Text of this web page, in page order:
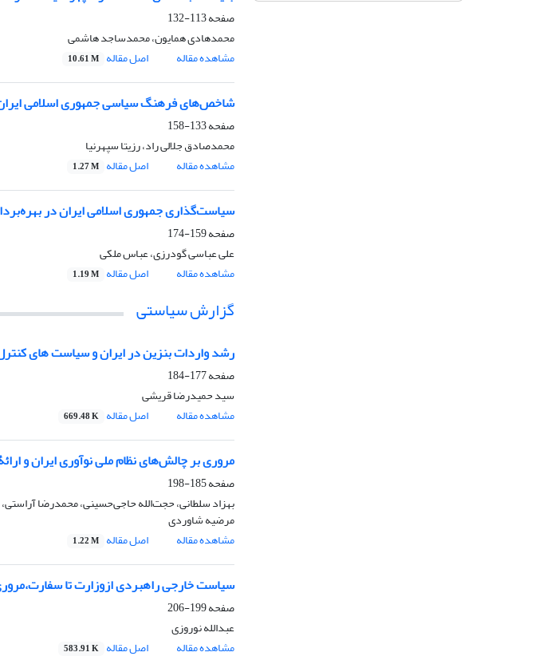
صفحه113-132
محمدهادی همایون، محمدساجد هاشمی
مشاهده مقاله
اصل مقاله 10.61 M
شاخص‌های فرهنگ سیاسی جمهوری اسلامی ایران
صفحه133-158
محمدصادق جلالی راد، رزیتا سپهرنیا
مشاهده مقاله
اصل مقاله 1.27 M
سیاست‌گذاری جمهوری اسلامی ایران در
صفحه159-174
علی عباسی گودرزی، عباس ملکی
مشاهده مقاله
اصل مقاله 1.19 M
گزارش سیاستی
رشد واردات بنزین در ایران و سیاست های
صفحه177-184
سید حمیدرضا قریشی
مشاهده مقاله
اصل مقاله 669.48 K
مروری بر چالش‌های نظام ملی نوآوری ایران و
صفحه185-198
بهزاد سلطانی، حجت‌الله حاجی‌حسینی، محمدرضا
مرضیه شاوردی
مشاهده مقاله
اصل مقاله 1.22 M
سیاست خارجی راهبردی ازوزارت تا
صفحه199-206
عبدالله نوروزی
مشاهده مقاله
اصل مقاله 583.91 K